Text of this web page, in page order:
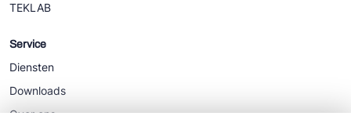
TEKLAB
Service
Diensten
Downloads
Over ons